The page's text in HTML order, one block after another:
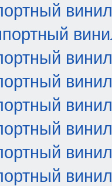
винил
винил
винил
винил
винил
винил
винил